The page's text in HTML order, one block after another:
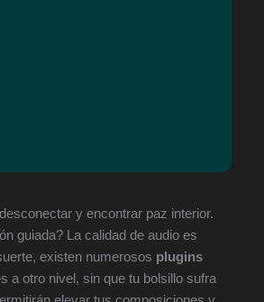
y encontrar paz interior.
guiada? La calidad de audio es
existen numerosos plugins
a otro nivel, sin que tu bolsillo sufra